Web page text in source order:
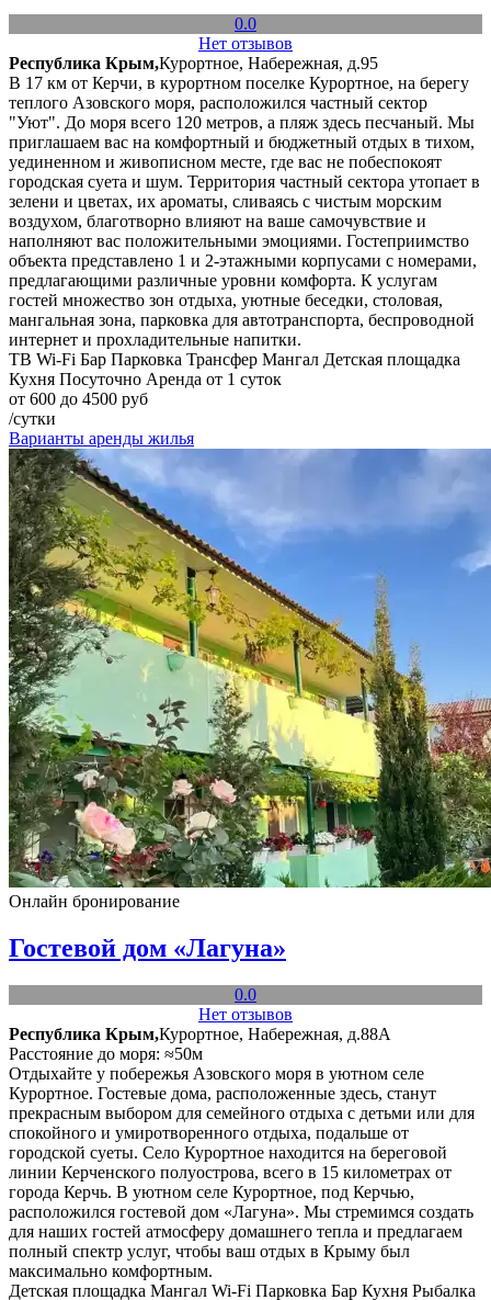
0.0
Нет отзывов
Республика Крым,Курортное, Набережная, д.95
В 17 км от Керчи, в курортном поселке Курортное, на берегу
теплого Азовского моря, расположился частный сектор
"Уют". До моря всего 120 метров, а пляж здесь песчаный. Мы
приглашаем вас на комфортный и бюджетный отдых в тихом,
уединенном и живописном месте, где вас не побеспокоят
городская суета и шум. Территория частный сектора утопает в
зелени и цветах, их ароматы, сливаясь с чистым морским
воздухом, благотворно влияют на ваше самочувствие и
наполняют вас положительными эмоциями. Гостеприимство
объекта представлено 1 и 2-этажными корпусами с номерами,
предлагающими различные уровни комфорта. К услугам
гостей множество зон отдыха, уютные беседки, столовая,
мангальная зона, парковка для автотранспорта, беспроводной
интернет и прохладительные напитки.
ТВ Wi-Fi Бар Парковка Трансфер Мангал Детская площадка
Кухня Посуточно Аренда от 1 суток
от 600 до 4500 руб
/сутки
Варианты аренды жилья
Онлайн бронирование
Гостевой дом «Лагуна»
0.0
Нет отзывов
Республика Крым,Курортное, Набережная, д.88А
Расстояние до моря: ≈50м
Отдыхайте у побережья Азовского моря в уютном селе
Курортное. Гостевые дома, расположенные здесь, станут
прекрасным выбором для семейного отдыха с детьми или для
спокойного и умиротворенного отдыха, подальше от
городской суеты. Село Курортное находится на береговой
линии Керченского полуострова, всего в 15 километрах от
города Керчь. В уютном селе Курортное, под Керчью,
расположился гостевой дом «Лагуна». Мы стремимся создать
для наших гостей атмосферу домашнего тепла и предлагаем
полный спектр услуг, чтобы ваш отдых в Крыму был
максимально комфортным.
Детская площадка Мангал Wi-Fi Парковка Бар Кухня Рыбалка